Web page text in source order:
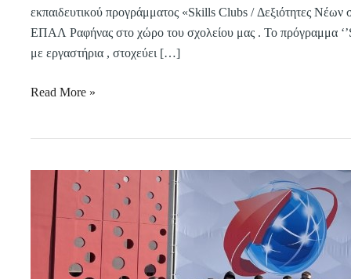
εκπαιδευτικού προγράμματος «Skills Clubs / Δεξιότητες Νέων
ΕΠΑΛ Ραφήνας στο χώρο του σχολείου μας . Το πρόγραμμα
με εργαστήρια , στοχεύει […]
Read More »
Διδακτική
Επίσκεψη
Μηχανολογικού